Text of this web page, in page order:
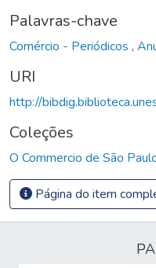
Palavras-chave
Comércio - Periódicos ,
URI
http://
Coleções
O Commercio de São
Página do item